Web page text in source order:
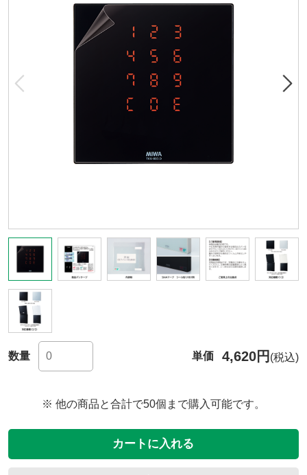
数量 単価 4,620円 (税込)
※ 他の商品と合計で50個まで購入可能です。
カートに入れる